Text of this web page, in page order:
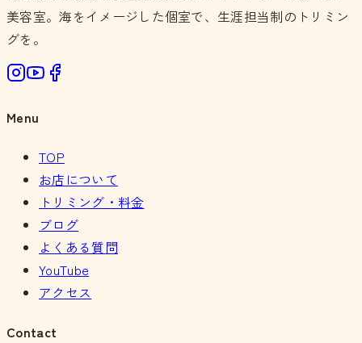
美容室。海をイメージした個室で、生涯担当制のトリミン
グを。
Menu
TOP
お店について
トリミング・料金
ブログ
よくある質問
YouTube
アクセス
Contact